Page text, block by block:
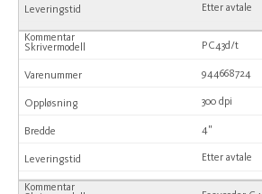
Etter avtale
PC43d/t
944668724
300 dpi
4"
Etter avtale